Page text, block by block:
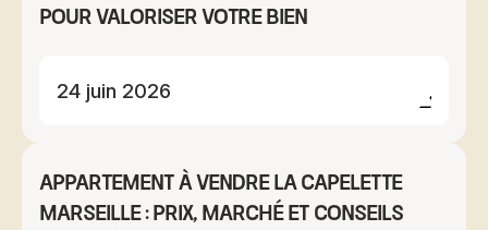
pour valoriser votre bien
24 juin 2026
Appartement à vendre La Capelette
Marseille : prix, marché et conseils